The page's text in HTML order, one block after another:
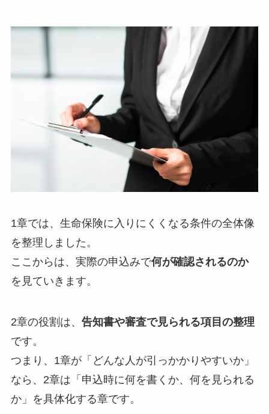
1章では、生命保険に入りにくくなる条件の全体像
を整理しました。
ここからは、実際の申込みで何が確認されるのか
を見ていきます。
2章の役割は、 告知書や審査で見られる項目の整理
です。
つまり、1章が「どんな人が引っかかりやすいか」
なら、2章は「申込時に何を書くか、何を見られる
か」を具体化する章です。